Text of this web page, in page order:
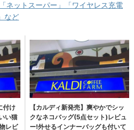
ットスーパー」「ワイヤレス充電
など